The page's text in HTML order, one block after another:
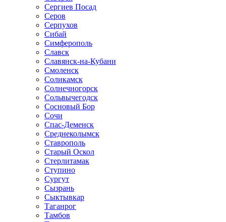
Сергиев Посад
Серов
Серпухов
Сибай
Симферополь
Славск
Славянск-на-Кубани
Смоленск
Соликамск
Солнечногорск
Сольвычегодск
Сосновый Бор
Сочи
Спас-Деменск
Среднеколымск
Ставрополь
Старый Оскол
Стерлитамак
Ступино
Сургут
Сызрань
Сыктывкар
Таганрог
Тамбов